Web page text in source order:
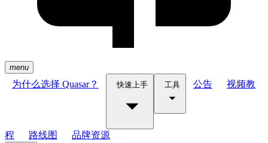
menu
为什么选择 Quasar？ 快速上手 工具 公告 视频教
程 路线图 品牌资源